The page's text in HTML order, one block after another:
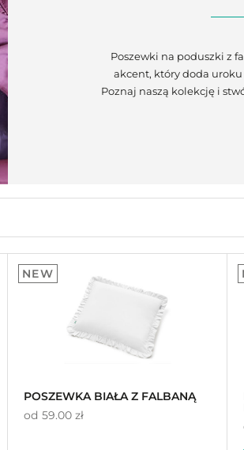
Poszewki na poduszki z
akcent, który doda
Poznaj naszą kolekcję i
NEW
POSZEWKA BIAŁA Z FALBANĄ
od 59.00 zł